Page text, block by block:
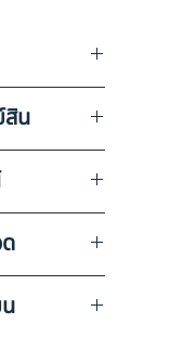
น
ารใช้งาน
,แบตเตอรี่
วง
ารประมูล
2